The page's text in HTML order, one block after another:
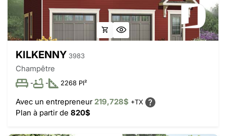
KILKENNY 3983
Champêtre
- - 2268 PI²
Avec un entrepreneur219,728$ +TX
Plan à partir de 820$